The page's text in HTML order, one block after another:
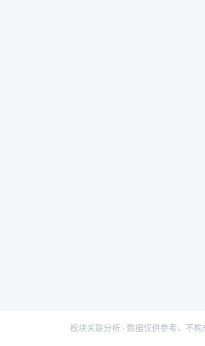
板块关联分析 · 数据仅供参考，不构